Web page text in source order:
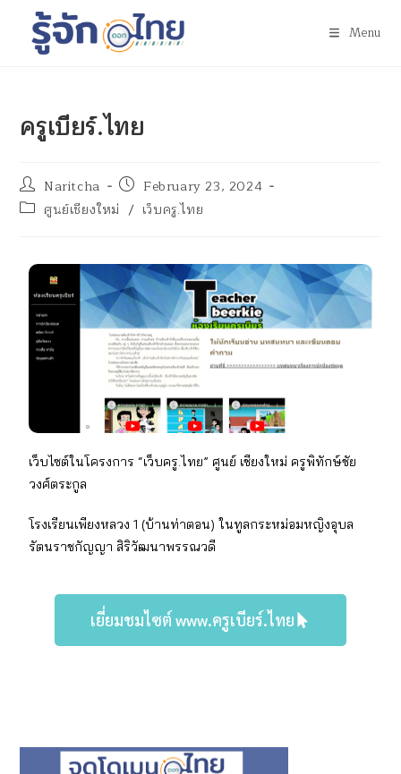
Menu
ครูเบียร์.ไทย
Naritcha
February 23, 2024
ศูนย์เชียงใหม่ / เว็บครู.ไทย
เว็บไซต์ในโครงการ “เว็บครู.ไทย” ศูนย์ เชียงใหม่ ครูพิทักษ์ชัย
วงศ์ตระกูล
โรงเรียนเพียงหลวง 1 (บ้านท่าตอน) ในทูลกระหม่อมหญิงอุบล
รัตนราชกัญญา สิริวัฒนาพรรณวดี
เยี่ยมชมไซต์ www.ครูเบียร์.ไทย